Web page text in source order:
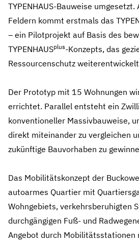
TYPENHAUS‑Bauweise
Feldern kommt erstmals das
– ein Pilotprojekt auf Basis des
TYPENHAUSplus‑Konzepts, das
Ressourcenschutz
Der Prototyp mit 15 Wohnungen
errichtet. Parallel entsteht ein
konventioneller Massivbauweise,
direkt miteinander zu vergleichen
zukünftige Bauvorhaben zu
Das Mobilitätskonzept der
autoarmes Quartier mit
Wohngebiets, verkehrsberuhigten
durchgängigen Fuß‑ und
Angebot durch Mobilitätsstationen